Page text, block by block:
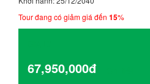
Tour đang có giảm giá đến 15%
67,950,000đ